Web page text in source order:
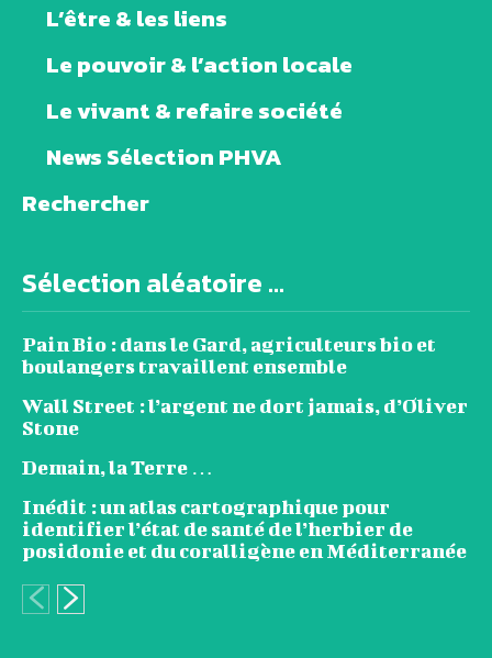
L’être & les liens
Le pouvoir & l’action locale
Le vivant & refaire société
News Sélection PHVA
Rechercher
Sélection aléatoire ...
Pain Bio : dans le Gard, agriculteurs bio et
boulangers travaillent ensemble
Wall Street : l’argent ne dort jamais, d’Oliver
Stone
Demain, la Terre …
Inédit : un atlas cartographique pour
identifier l’état de santé de l’herbier de
posidonie et du coralligène en Méditerranée